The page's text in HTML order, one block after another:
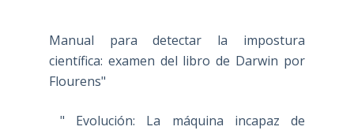
Manual para detectar la impostura
científica: examen del libro de Darwin por
Flourens"
" Evolución: La máquina incapaz de